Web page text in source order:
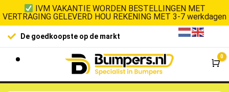
IVM VAKANTIE WORDEN BESTELLINGEN MET
VERTRAGING GELEVERD HOU REKENING MET 3-7 werkdagen
De goedkoopste op de markt
0